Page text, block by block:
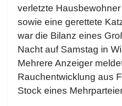
verletzte Hausbewohner
sowie eine gerettete
war die Bilanz eines
Nacht auf Samstag in
Mehrere Anzeiger
Rauchentwicklung aus
Stock eines